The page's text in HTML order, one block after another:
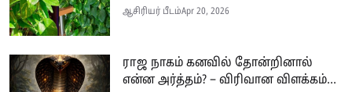
ஆசிரியர் பீடம்Apr 20, 2026
ராஜ நாகம் கனவில் தோன்றினால்
என்ன அர்த்தம்? – விரிவான விளக்கம்...